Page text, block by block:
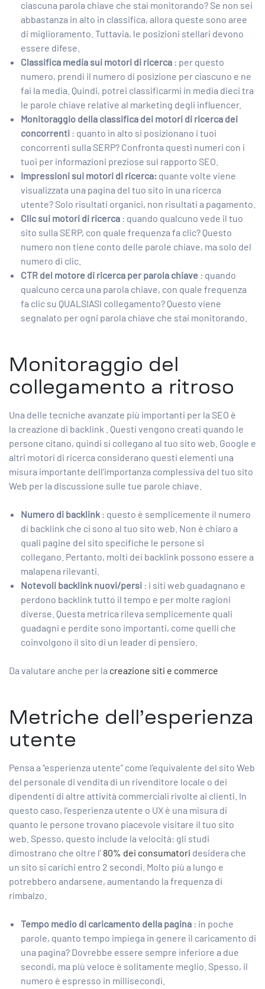
ciascuna parola chiave che stai monitorando? Se non sei
abbastanza in alto in classifica, allora queste sono aree
di miglioramento. Tuttavia, le posizioni stellari devono
essere difese.
Classifica media sui motori di ricerca : per questo
numero, prendi il numero di posizione per ciascuno e ne
fai la media. Quindi, potrei classificarmi in media dieci tra
le parole chiave relative al marketing degli influencer.
Monitoraggio della classifica dei motori di ricerca dei
concorrenti : quanto in alto si posizionano i tuoi
concorrenti sulla SERP? Confronta questi numeri con i
tuoi per informazioni preziose sul rapporto SEO.
Impressioni sui motori di ricerca: quante volte viene
visualizzata una pagina del tuo sito in una ricerca
utente? Solo risultati organici, non risultati a pagamento.
Clic sui motori di ricerca : quando qualcuno vede il tuo
sito sulla SERP, con quale frequenza fa clic? Questo
numero non tiene conto delle parole chiave, ma solo del
numero di clic.
CTR del motore di ricerca per parola chiave : quando
qualcuno cerca una parola chiave, con quale frequenza
fa clic su QUALSIASI collegamento? Questo viene
segnalato per ogni parola chiave che stai monitorando.
Monitoraggio del
collegamento a ritroso
Una delle tecniche avanzate più importanti per la SEO è
la creazione di backlink . Questi vengono creati quando le
persone citano, quindi si collegano al tuo sito web. Google e
altri motori di ricerca considerano questi elementi una
misura importante dell’importanza complessiva del tuo sito
Web per la discussione sulle tue parole chiave.
Numero di backlink : questo è semplicemente il numero
di backlink che ci sono al tuo sito web. Non è chiaro a
quali pagine del sito specifiche le persone si
collegano. Pertanto, molti dei backlink possono essere a
malapena rilevanti.
Notevoli backlink nuovi/persi : i siti web guadagnano e
perdono backlink tutto il tempo e per molte ragioni
diverse. Questa metrica rileva semplicemente quali
guadagni e perdite sono importanti, come quelli che
coinvolgono il sito di un leader di pensiero.
Da valutare anche per la creazione siti e commerce
Metriche dell’esperienza
utente
Pensa a “esperienza utente” come l’equivalente del sito Web
del personale di vendita di un rivenditore locale o dei
dipendenti di altre attività commerciali rivolte ai clienti. In
questo caso, l’esperienza utente o UX è una misura di
quanto le persone trovano piacevole visitare il tuo sito
web. Spesso, questo include la velocità: gli studi
dimostrano che oltre l’ 80% dei consumatori desidera che
un sito si carichi entro 2 secondi. Molto più a lungo e
potrebbero andarsene, aumentando la frequenza di
rimbalzo.
Tempo medio di caricamento della pagina : in poche
parole, quanto tempo impiega in genere il caricamento di
una pagina? Dovrebbe essere sempre inferiore a due
secondi, ma più veloce è solitamente meglio. Spesso, il
numero è espresso in millisecondi.